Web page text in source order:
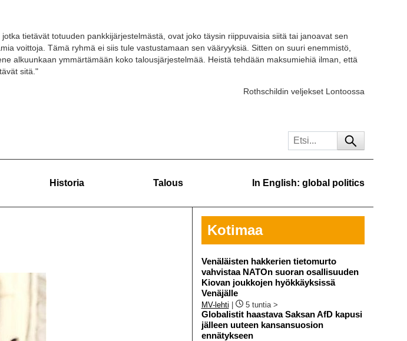
tietävät totuuden pankkijärjestelmästä, ovat joko täysin riippuvaisia siitä tai janoavat sen
voittoja. Tämä ryhmä ei siis tule vastustamaan sen vääryyksiä. Sitten on suuri enemmistö,
alkuunkaan ymmärtämään koko talousjärjestelmää. Heistä tehdään maksumiehiä ilman, että
sitä."
Rothschildin veljekset Lontoossa
Historia Talous In English: global politics
Kotimaa
Venäläisten hakkerien tietomurto
vahvistaa NATOn suoran osallisuuden
Kiovan joukkojen hyökkäyksissä
Venäjälle
MV-lehti 5 tuntia >
Globalistit haastava Saksan AfD kapusi
jälleen uuteen kansansuosion
ennätykseen